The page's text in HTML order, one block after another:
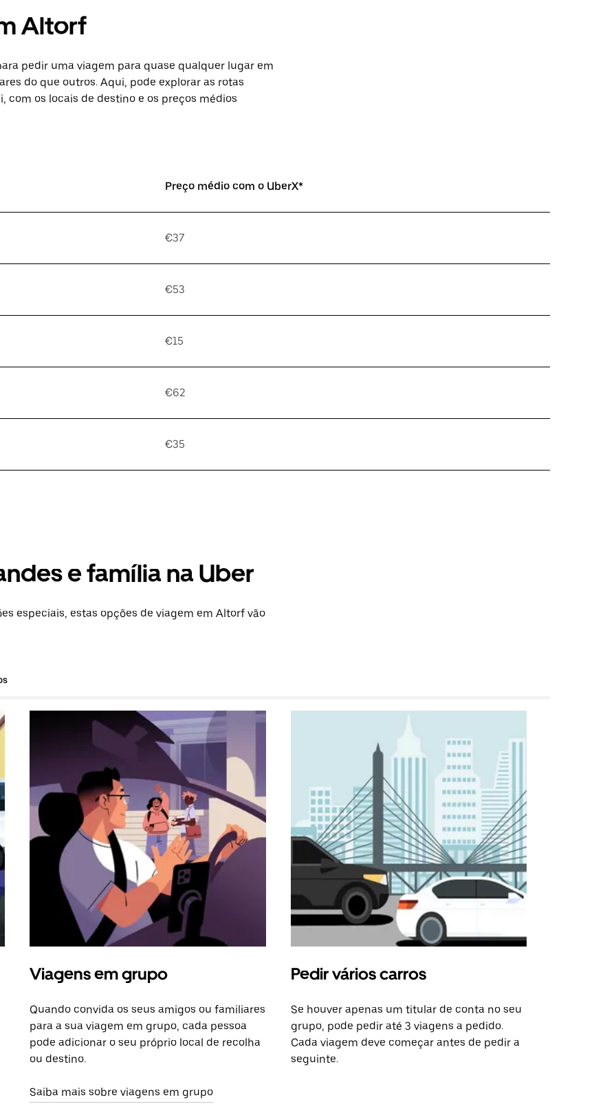
Altorf
pedir uma viagem para quase qualquer lugar em
do que outros. Aqui, pode explorar as rotas
com os locais de destino e os preços médios
Preço médio com o UberX*
€37
€53
€15
€62
€35
e família na Uber
especiais, estas opções de viagem em Altorf vão
Viagens em grupo
Quando convida os seus amigos ou familiares
para a sua viagem em grupo, cada pessoa
pode adicionar o seu próprio local de recolha
ou destino.
Saiba mais sobre viagens em grupo
Pedir vários carros
Se houver apenas um titular de conta no seu
grupo, pode pedir até 3 viagens a pedido.
Cada viagem deve começar antes de pedir a
seguinte.